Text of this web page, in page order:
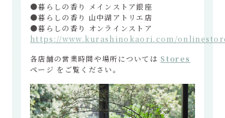
●暮らしの香り メインストア銀座
●暮らしの香り 山中湖アトリエ店
●暮らしの香り オンラインストア
https://www.kurashinokaori.com/
各店舗の営業時間や場所については Stores
ページ をご覧ください。